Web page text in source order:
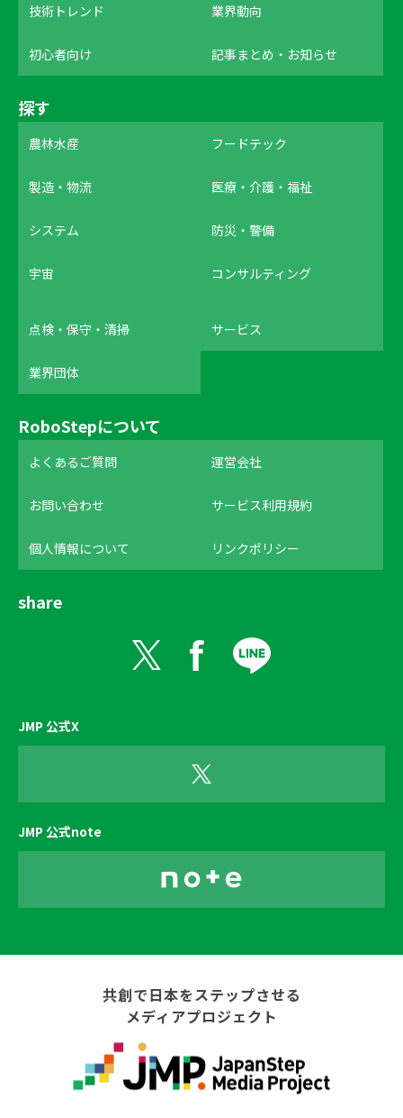
技術トレンド 業界動向
初心者向け 記事まとめ・お知らせ
探す
農林水産 フードテック
製造・物流 医療・介護・福祉
システム 防災・警備
宇宙 コンサルティング
点検・保守・清掃 サービス
業界団体
RoboStepについて
よくあるご質問 運営会社
お問い合わせ サービス利用規約
個人情報について リンクポリシー
share
JMP 公式X
JMP 公式note
共創で日本をステップさせる
メディアプロジェクト